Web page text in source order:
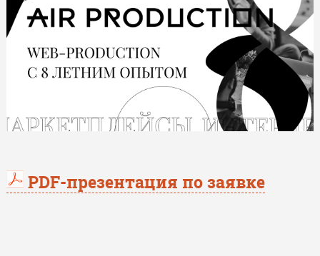
PDF-презентация по заявке